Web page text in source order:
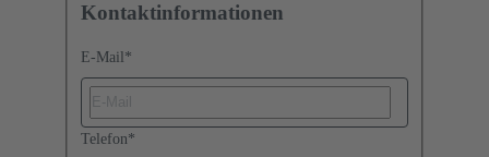
Kontaktinformationen
E-Mail *
Telefon*